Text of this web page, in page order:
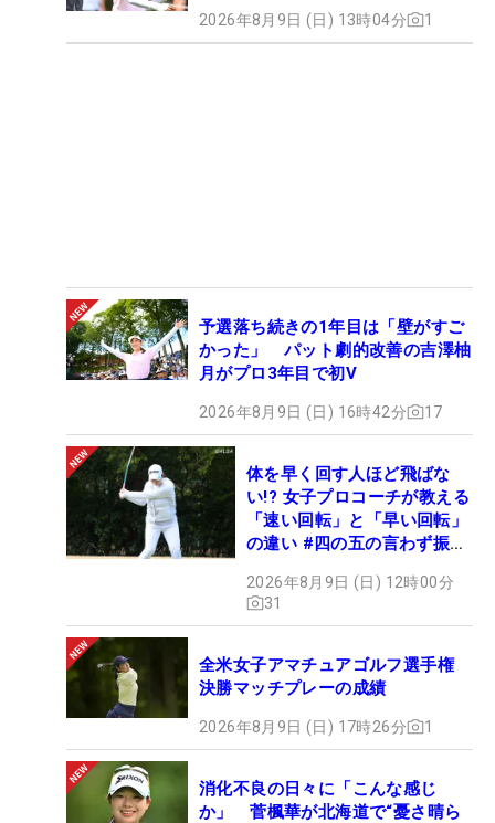
2026年8月9日 (日) 13時04分 1
予選落ち続きの1年目は「壁がすご
かった」 パット劇的改善の吉澤柚
月がプロ3年目で初V
2026年8月9日 (日) 16時42分 17
体を早く回す人ほど飛ばな
い!? 女子プロコーチが教える
「速い回転」と「早い回転」
の違い #四の五の言わず振り
2026年8月9日 (日) 12時00分
31
全米女子アマチュアゴルフ選手権
決勝マッチプレーの成績
2026年8月9日 (日) 17時26分 1
消化不良の日々に「こんな感じ
か」 菅楓華が北海道で“憂さ晴ら